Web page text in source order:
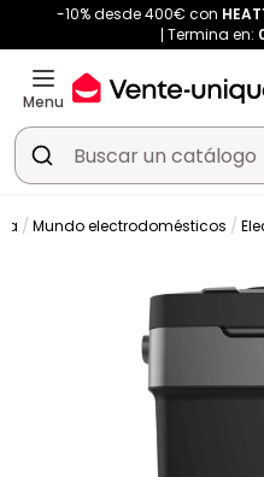
-10% desde 400€ con
Termina en:
Menu
Mundo electrodomésticos